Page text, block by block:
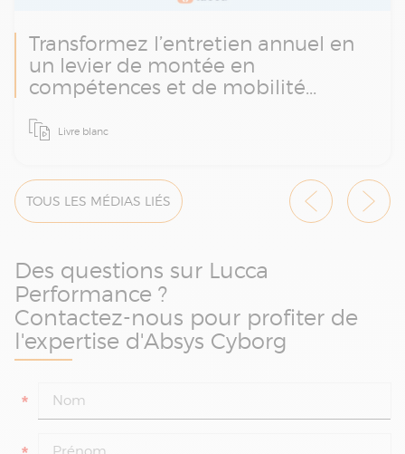
Transformez l’entretien annuel en
un levier de montée en
compétences et de mobilité
Ce livre blanc vous accompagne pour
structurer vos échanges, engager vos talents
adaptés. Découvrez comment donner un
nouveau souffle à vos campagnes
Livre blanc
TOUS LES MÉDIAS LIÉS
Des questions sur Lucca
Performance ?
Contactez-nous pour profiter de
l'expertise d'Absys Cyborg
*